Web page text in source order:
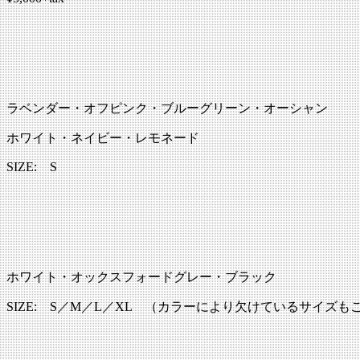
ラベンダー・オフピンク・ブルーグリーン・オーシャン
ホワイト・ネイビー・レモネード
SIZE: S
ホワイト・オックスフォードグレー・ブラック
SIZE: S／M／L／XL （カラーにより欠けているサイズも